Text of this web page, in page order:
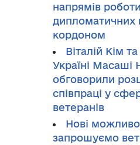
напрямів
дипломатичних
кордоном
Віталій Кім
Україні Масаші
обговорили
співпраці у
ветеранів
Нові
запрошуємо